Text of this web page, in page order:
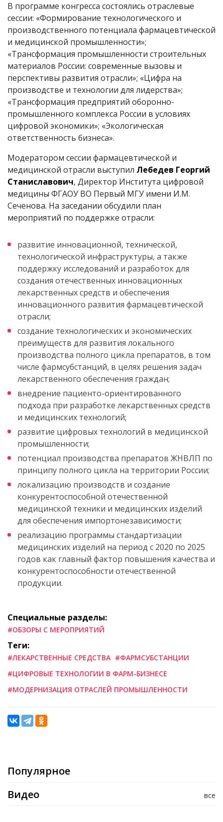
В программе конгресса состоялись отраслевые
сессии: «Формирование технологического и
производственного потенциала фармацевтической
и медицинской промышленности»;
«Трансформация промышленности строительных
материалов России: современные вызовы и
перспективы развития отрасли»; «Цифра на
производстве и технологии для лидерства»;
«Трансформация предприятий оборонно-
промышленного комплекса России в условиях
цифровой экономики»; «Экологическая
ответственность бизнеса».
Модератором сессии фармацевтической и
медицинской отрасли выступил Лебедев Георгий
Станиславович, Директор Института цифровой
медицины ФГАОУ ВО Первый МГУ имени И.М.
Сеченова. На заседании обсудили план
мероприятий по поддержке отрасли:
развитие инновационной, технической,
технологической инфраструктуры, а также
поддержку исследований и разработок для
создания отечественных инновационных
лекарственных средств и обеспечения
инновационного развития фармацевтической
отрасли;
создание технологических и экономических
преимуществ для развития локального
производства полного цикла препаратов, в том
числе фармсубстанций, в целях решения задач
лекарственного обеспечения граждан;
внедрение пациенто-ориентированного
подхода при разработке лекарственных средств
и медицинских технологий;
развитие цифровых технологий в медицинской
промышленности;
потенциал производства препаратов ЖНВЛП по
принципу полного цикла на территории России;
локализацию производств и создание
конкурентоспособной отечественной
медицинской техники и медицинских изделий
для обеспечения импортонезависимости;
реализацию программы стандартизации
медицинских изделий на период с 2020 по 2025
годов как главный фактор повышения качества и
конкурентоспособности отечественной
продукции.
Специальные разделы:
#ОБЗОРЫ С МЕРОПРИЯТИЙ
Теги:
#ЛЕКАРСТВЕННЫЕ СРЕДСТВА #ФАРМСУБСТАНЦИИ
#ЦИФРОВЫЕ ТЕХНОЛОГИИ В ФАРМ-БИЗНЕСЕ
#МОДЕРНИЗАЦИЯ ОТРАСЛЕЙ ПРОМЫШЛЕННОСТИ
Популярное
все
Видео